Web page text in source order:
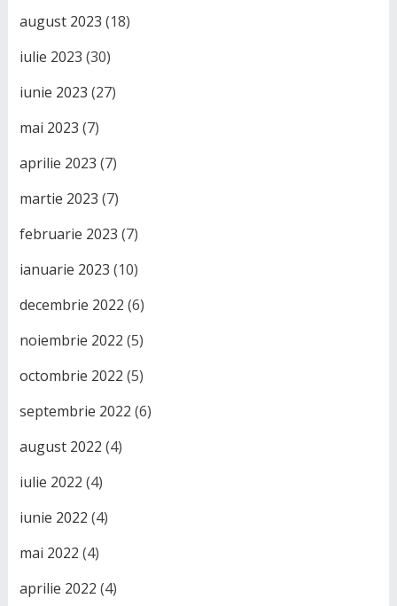
august 2023 (18)
iulie 2023 (30)
iunie 2023 (27)
mai 2023 (7)
aprilie 2023 (7)
martie 2023 (7)
februarie 2023 (7)
ianuarie 2023 (10)
decembrie 2022 (6)
noiembrie 2022 (5)
octombrie 2022 (5)
septembrie 2022 (6)
august 2022 (4)
iulie 2022 (4)
iunie 2022 (4)
mai 2022 (4)
aprilie 2022 (4)